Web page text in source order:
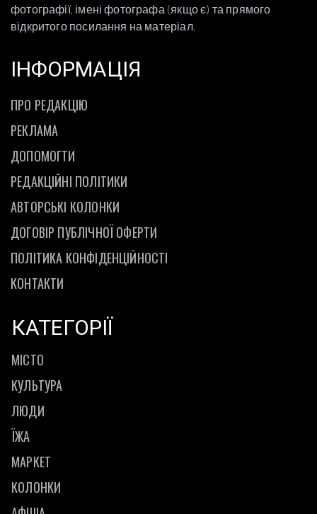
фотографії, імені фотографа (якщо є) та прямого
відкритого посилання на матеріал.
ІНФОРМАЦІЯ
ПРО РЕДАКЦІЮ
РЕКЛАМА
ДОПОМОГТИ
РЕДАКЦІЙНІ ПОЛІТИКИ
АВТОРСЬКІ КОЛОНКИ
ДОГОВІР ПУБЛІЧНОЇ ОФЕРТИ
ПОЛІТИКА КОНФІДЕНЦІЙНОСТІ
КОНТАКТИ
КАТЕГОРІЇ
МІСТО
КУЛЬТУРА
ЛЮДИ
ЇЖА
МАРКЕТ
КОЛОНКИ